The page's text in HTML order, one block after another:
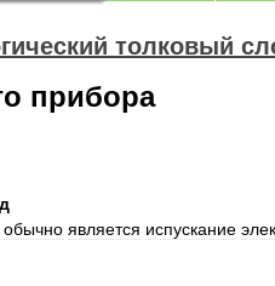
толковый
прибора
обычно является испускание